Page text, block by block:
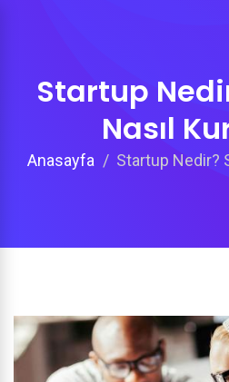
Startup
Nasıl
Anasayfa Startup Nedir?